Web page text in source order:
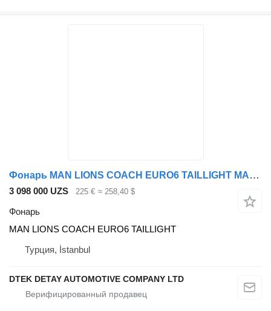
Фонарь MAN LIONS COACH EURO6 TAILLIGHT MAN для автобуса MAN LİONS COACH
3 098 000 UZS 225 € ≈ 258,40 $
Фонарь
MAN LIONS COACH EURO6 TAILLIGHT
Турция, İstanbul
DTEK DETAY AUTOMOTIVE COMPANY LTD